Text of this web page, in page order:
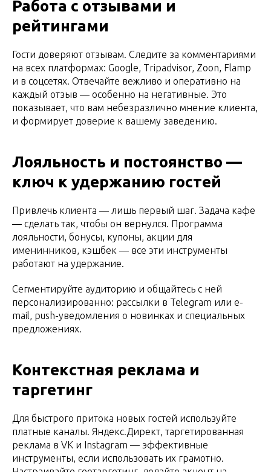
Работа с отзывами и
рейтингами
Гости доверяют отзывам. Следите за комментариями
на всех платформах: Google, Tripadvisor, Zoon, Flamp
и в соцсетях. Отвечайте вежливо и оперативно на
каждый отзыв — особенно на негативные. Это
показывает, что вам небезразлично мнение клиента,
и формирует доверие к вашему заведению.
Лояльность и постоянство —
ключ к удержанию гостей
Привлечь клиента — лишь первый шаг. Задача кафе
— сделать так, чтобы он вернулся. Программа
лояльности, бонусы, купоны, акции для
именинников, кэшбек — все эти инструменты
работают на удержание.
Сегментируйте аудиторию и общайтесь с ней
персонализированно: рассылки в Telegram или e-
mail, push-уведомления о новинках и специальных
предложениях.
Контекстная реклама и
таргетинг
Для быстрого притока новых гостей используйте
платные каналы. Яндекс.Директ, таргетированная
реклама в VK и Instagram — эффективные
инструменты, если использовать их грамотно.